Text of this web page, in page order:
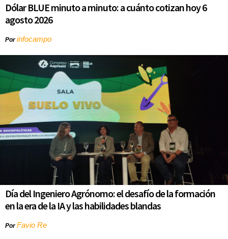
Dólar BLUE minuto a minuto: a cuánto cotizan hoy 6
agosto 2026
Porinfocampo
Día del Ingeniero Agrónomo: el desafío de la formación
en la era de la IA y las habilidades blandas
PorFavio Re